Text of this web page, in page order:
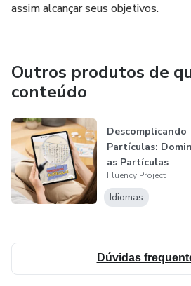
assim alcançar seus objetivos.
Outros produtos de
conteúdo
Descomplicando
Partículas:
as Partículas
Esenciais co...
Fluency Project
Idiomas
Dúvidas